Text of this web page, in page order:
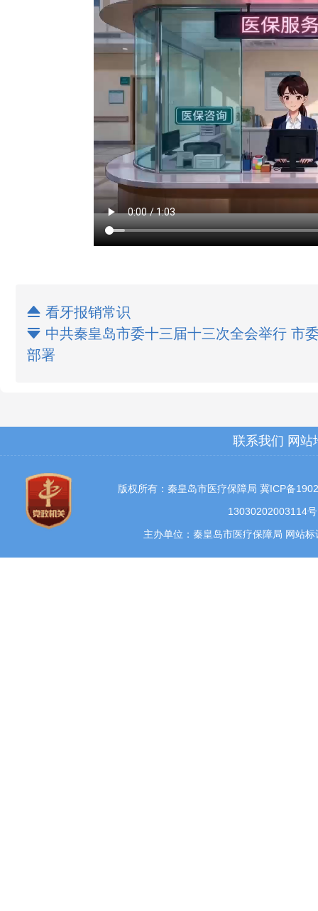
 看牙报销常识
 中共秦皇岛市委十三届十三次全会举行 市
部署
联系我们 网站
版权所有：秦皇岛市医疗保障局 冀ICP备
13030202003114号
主办单位：秦皇岛市医疗保障局 网站